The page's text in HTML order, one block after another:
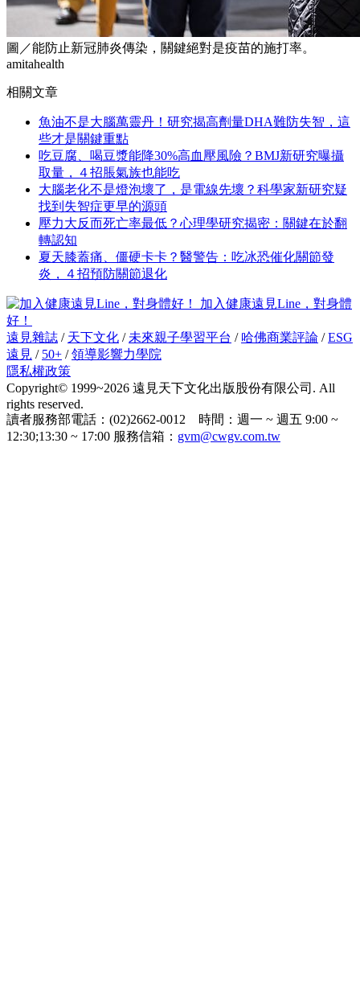
圖／能防止新冠肺炎傳染，關鍵絕對是疫苗的施打率。
amitahealth
相關文章
魚油不是大腦萬靈丹！研究揭高劑量DHA難防失智，這
些才是關鍵重點
吃豆腐、喝豆漿能降30%高血壓風險？BMJ新研究曝攝
取量，４招脹氣族也能吃
大腦老化不是燈泡壞了，是電線先壞？科學家新研究疑
找到失智症更早的源頭
壓力大反而死亡率最低？心理學研究揭密：關鍵在於翻
轉認知
夏天膝蓋痛、僵硬卡卡？醫警告：吃冰恐催化關節發
炎，４招預防關節退化
加入健康遠見Line，對身體
好！
遠見雜誌 / 天下文化 / 未來親子學習平台 / 哈佛商業評論 /ESG
遠見 / 50+ /領導影響力學院
隱私權政策
Copyright© 1999~2026 遠見天下文化出版股份有限公司. All
rights reserved.
讀者服務部電話：(02)2662-0012 時間：週一 ~ 週五 9:00 ~
12:30;13:30 ~ 17:00 服務信箱： gvm@cwgv.com.tw